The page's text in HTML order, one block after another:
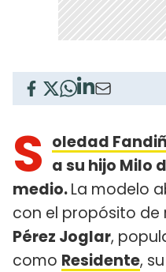
S oledad
a su hijo Milo
medio.La modelo
con el propósito de
Pérez Joglar,
como Residente,